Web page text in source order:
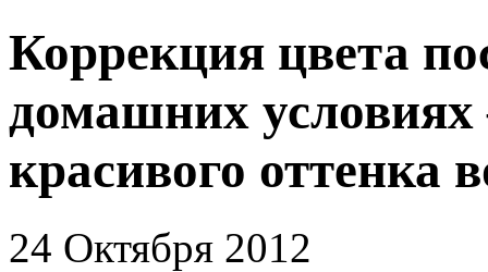
Коррекция цвета
домашних условиях
красивого оттенка
24 Октября 2012